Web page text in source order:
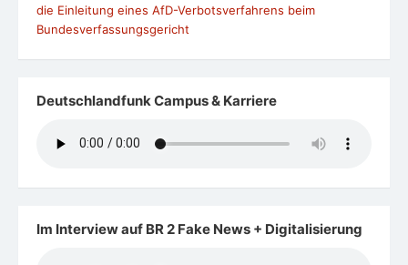
die Einleitung eines AfD-Verbotsverfahrens beim
Bundesverfassungsgericht
Deutschlandfunk Campus & Karriere
Im Interview auf BR 2 Fake News + Digitalisierung